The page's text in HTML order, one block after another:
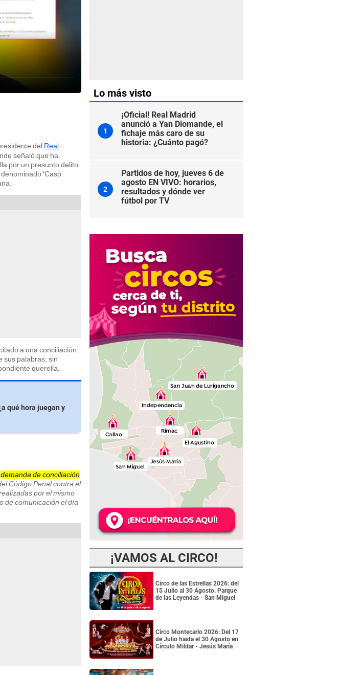
del Real
señaló que ha
por un presunto delito
'Caso
a una conciliación.
sus palabras; sin
querella.
qué hora juegan y
demanda de conciliación
Código Penal contra el
por el mismo
de comunicación el día
Lo más visto
1
¡Oficial! Real Madrid
anunció a Yan Diomande, el
fichaje más caro de su
historia: ¿Cuánto pagó?
2
Partidos de hoy, jueves 6 de
agosto EN VIVO: horarios,
resultados y dónde ver
fútbol por TV
¡VAMOS AL CIRCO!
Circo de las Estrellas 2026: del
15 Julio al 30 Agosto. Parque
de las Leyendas - San Miguel
Circo Montecarlo 2026: Del 17
de Julio hasta el 30 Agosto en
Círculo Militar - Jesús María